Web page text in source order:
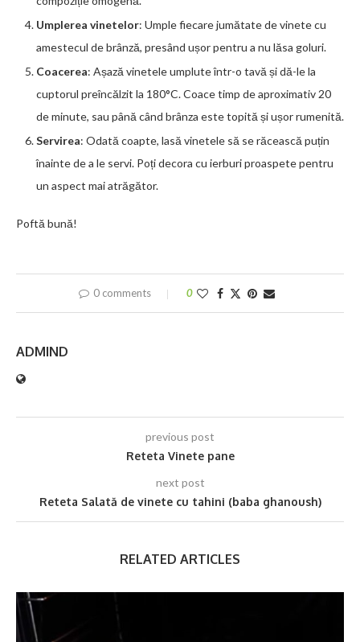
Umplerea vinetelor: Umple fiecare jumătate de vinete cu
amestecul de brânză, presând ușor pentru a nu lăsa goluri.
Coacerea: Așază vinetele umplute într-o tavă și dă-le la
cuptorul preîncălzit la 180°C. Coace timp de aproximativ 20
de minute, sau până când brânza este topită și ușor rumenită.
Servirea: Odată coapte, lasă vinetele să se răcească puțin
înainte de a le servi. Poți decora cu ierburi proaspete pentru
un aspect mai atrăgător.
Poftă bună!
0 comments 0
ADMIND
previous post
Reteta Vinete pane
next post
Reteta Salată de vinete cu tahini (baba ghanoush)
RELATED ARTICLES